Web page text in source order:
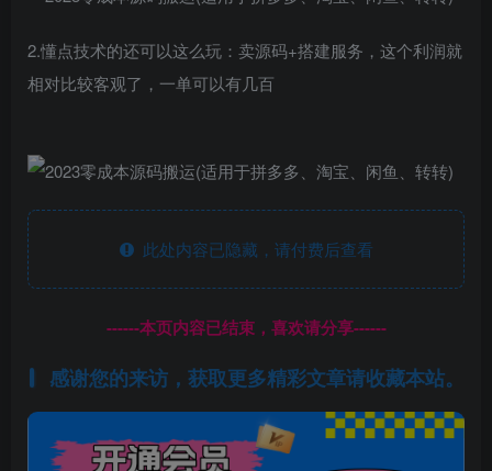
2.懂点技术的还可以这么玩：卖源码+搭建服务，这个利润就
相对比较客观了，一单可以有几百
此处内容已隐藏，请付费后查看
------本页内容已结束，喜欢请分享------
感谢您的来访，获取更多精彩文章请收藏本站。